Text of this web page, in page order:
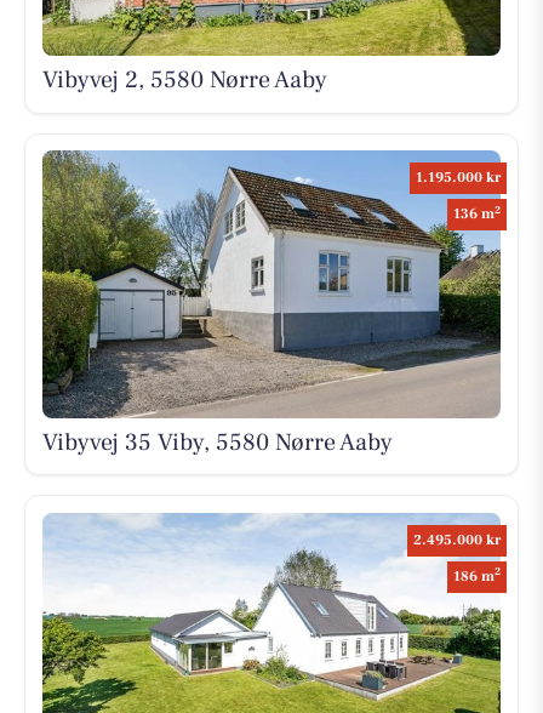
Vibyvej 2, 5580 Nørre Aaby
1.195.000 kr
136 m2
Vibyvej 35 Viby, 5580 Nørre Aaby
2.495.000 kr
186 m2